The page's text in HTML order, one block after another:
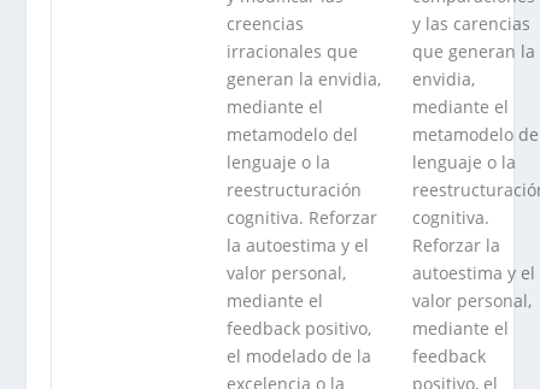
creencias
irracionales que
generan la envidia,
mediante el
metamodelo del
lenguaje o la
reestructuración
cognitiva. Reforzar
la autoestima y el
valor personal,
mediante el
feedback positivo,
el modelado de la
excelencia o la
y las carencias
que generan la
envidia,
mediante el
metamodelo
lenguaje o la
cognitiva.
Reforzar la
autoestima y el
valor personal,
mediante el
feedback
positivo, el